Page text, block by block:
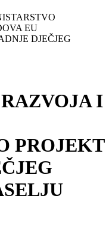
EU
DJEČJEG
I
PROJEKT